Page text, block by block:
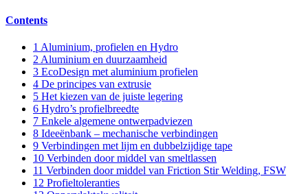
Contents
1 Aluminium, profielen en Hydro
2 Aluminium en duurzaamheid
3 EcoDesign met aluminium profielen
4 De principes van extrusie
5 Het kiezen van de juiste legering
6 Hydro’s profielbreedte
7 Enkele algemene ontwerpadviezen
8 Ideeënbank – mechanische verbindingen
9 Verbindingen met lijm en dubbelzijdige tape
10 Verbinden door middel van smeltlassen
11 Verbinden door middel van Friction Stir Welding, FSW
12 Profieltoleranties